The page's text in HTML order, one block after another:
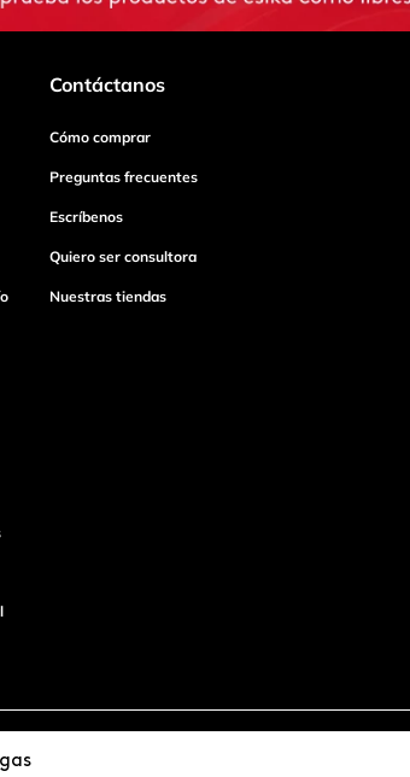
Contáctanos
Cómo comprar
Preguntas frecuentes
Escríbenos
Quiero ser consultora
Nuestras tiendas